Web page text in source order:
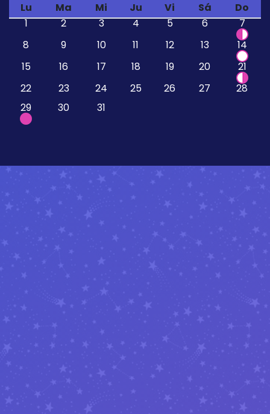
Lu
Ma Mi Ju Vi Sá
Do
1
2 3 4 5 6
7
8
9 10 11 12 13
14
15
16 17 18 19 20
21
22
23 24 25 26 27
28
29
30 31